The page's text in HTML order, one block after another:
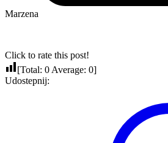
Marzena
Click to rate this post!
[Total: 0 Average: 0]
Udostepnij: